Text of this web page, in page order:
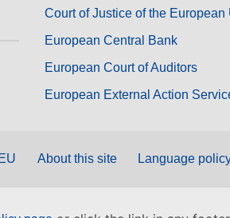
Court of Justice of the European
European Central Bank
European Court of Auditors
European External Action
About this site Language